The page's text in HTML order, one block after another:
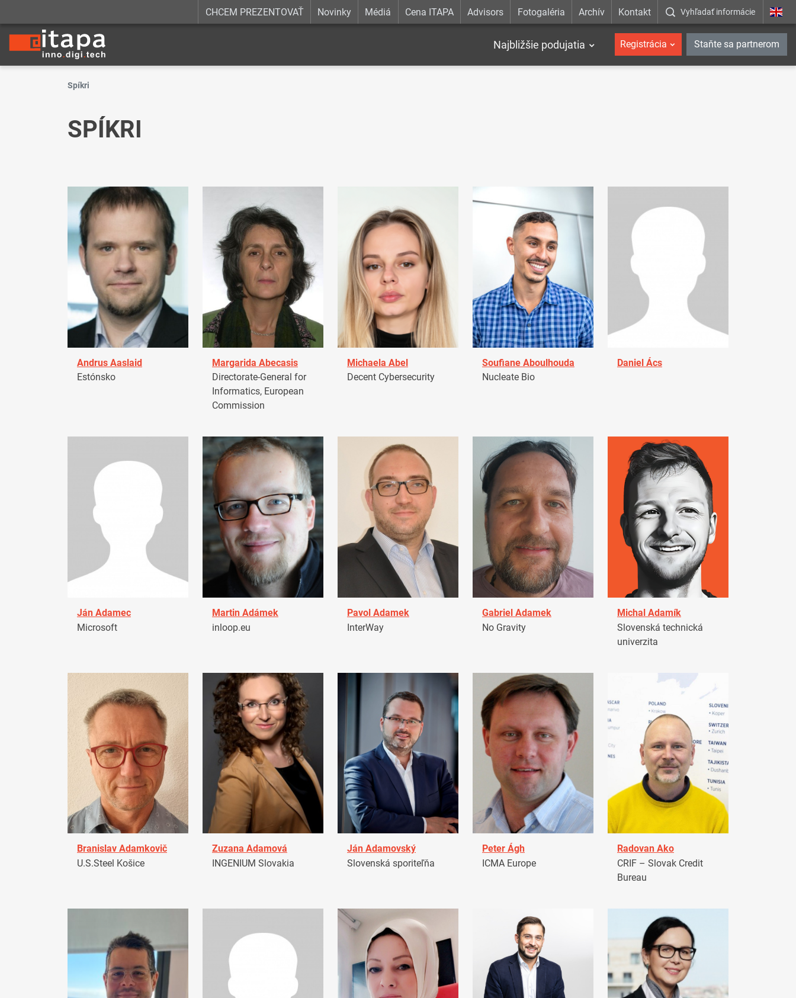
CHCEM PREZENTOVAŤ Novinky Médiá Cena ITAPA Advisors Fotogaléria Archív Kontakt Vyhľadať informácie
Najbližšie podujatia Registrácia Staňte sa partnerom
Spíkri
SPÍKRI
Andrus Aaslaid
Estónsko
Margarida Abecasis
Directorate-General for
Informatics, European
Commission
Michaela Abel
Decent Cybersecurity
Soufiane Aboulhouda
Nucleate Bio
Daniel Ács
Ján Adamec
Microsoft
Martin Adámek
inloop.eu
Pavol Adamek
InterWay
Gabriel Adamek
No Gravity
Michal Adamík
Slovenská technická
univerzita
Branislav Adamkovič
U.S.Steel Košice
Zuzana Adamová
INGENIUM Slovakia
Ján Adamovský
Slovenská sporiteľňa
Peter Ágh
ICMA Europe
Radovan Ako
CRIF – Slovak Credit
Bureau